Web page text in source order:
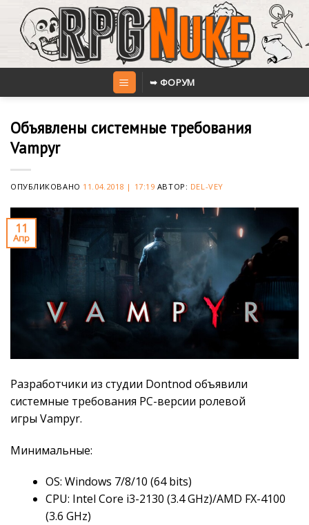
content
➥ ФОРУМ
Объявлены системные требования
Vampyr
ОПУБЛИКОВАНО 11.04.2018 | 17:19 АВТОР: DEL-VEY
11
Апр
Разработчики из студии Dontnod объявили
системные требования PC-версии ролевой
игры Vampyr.
Минимальные:
OS: Windows 7/8/10 (64 bits)
CPU: Intel Core i3-2130 (3.4 GHz)/AMD FX-4100
(3.6 GHz)